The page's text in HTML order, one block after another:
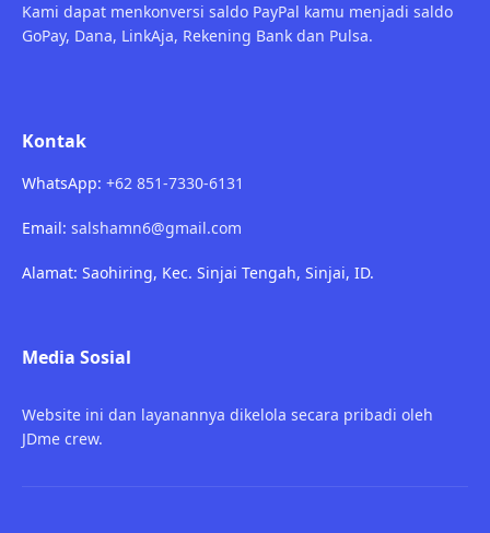
Kami dapat menkonversi saldo PayPal kamu menjadi saldo
GoPay, Dana, LinkAja, Rekening Bank dan Pulsa.
Kontak
WhatsApp: +62 851-7330-6131
Email: salshamn6@gmail.com
Alamat: Saohiring, Kec. Sinjai Tengah, Sinjai, ID.
Media Sosial
Website ini dan layanannya dikelola secara pribadi oleh
JDme crew.